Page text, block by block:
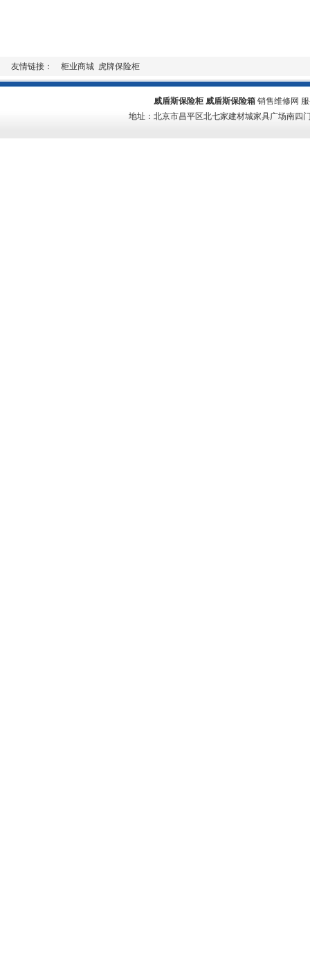
友情链接： 柜业商城 虎牌保险柜
威盾斯保险柜 威盾斯保险箱 销售维修网 服
地址：北京市昌平区北七家建材城家具广场南四